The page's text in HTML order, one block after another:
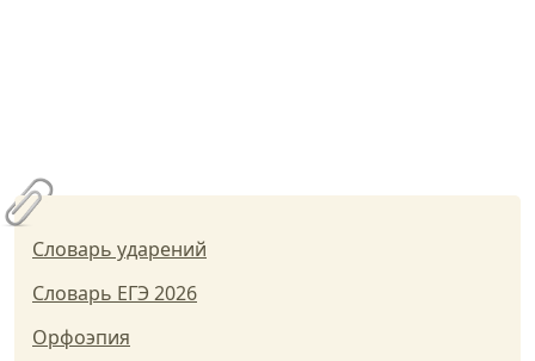
Словарь ударений
Словарь ЕГЭ 2026
Орфоэпия